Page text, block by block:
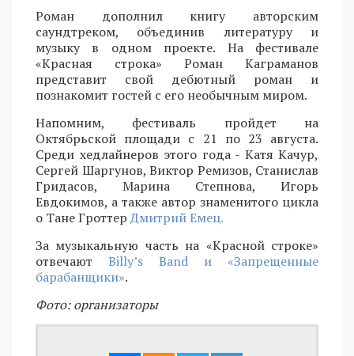
Роман дополнил книгу авторским
саундтреком, объединив литературу и
музыку в одном проекте. На фестивале
«Красная строка» Роман Каграманов
представит свой дебютный роман и
познакомит гостей с его необычным миром.
Напомним, фестиваль пройдет на
Октябрьской площади с 21 по 23 августа.
Среди хедлайнеров этого года - Катя Качур,
Сергей Шаргунов, Виктор Ремизов, Станислав
Гридасов, Марина Степнова, Игорь
Евдокимов, а также автор знаменитого цикла
о Тане ГроттерДмитрий Емец.
За музыкальную часть на «Красной строке»
отвечают Billy’s Band и «Запрещенные
барабанщики».
Фото: организаторы